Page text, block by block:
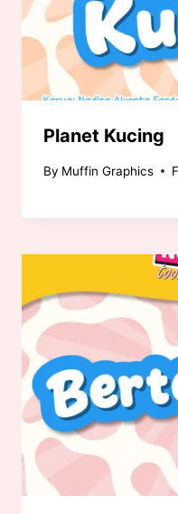
Planet Kucing
By Muffin Graphics